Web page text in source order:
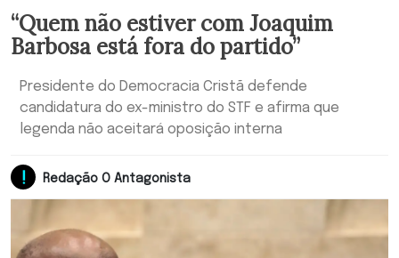
“Quem não estiver com Joaquim
Barbosa está fora do partido”
Presidente do Democracia Cristã defende
candidatura do ex-ministro do STF e afirma que
legenda não aceitará oposição interna
Redação O Antagonista